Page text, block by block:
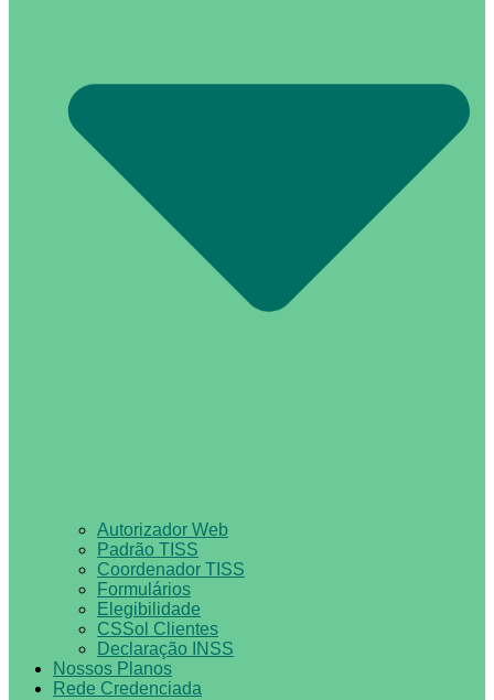
Autorizador Web
Padrão TISS
Coordenador TISS
Formulários
Elegibilidade
CSSol Clientes
Declaração INSS
Nossos Planos
Rede Credenciada